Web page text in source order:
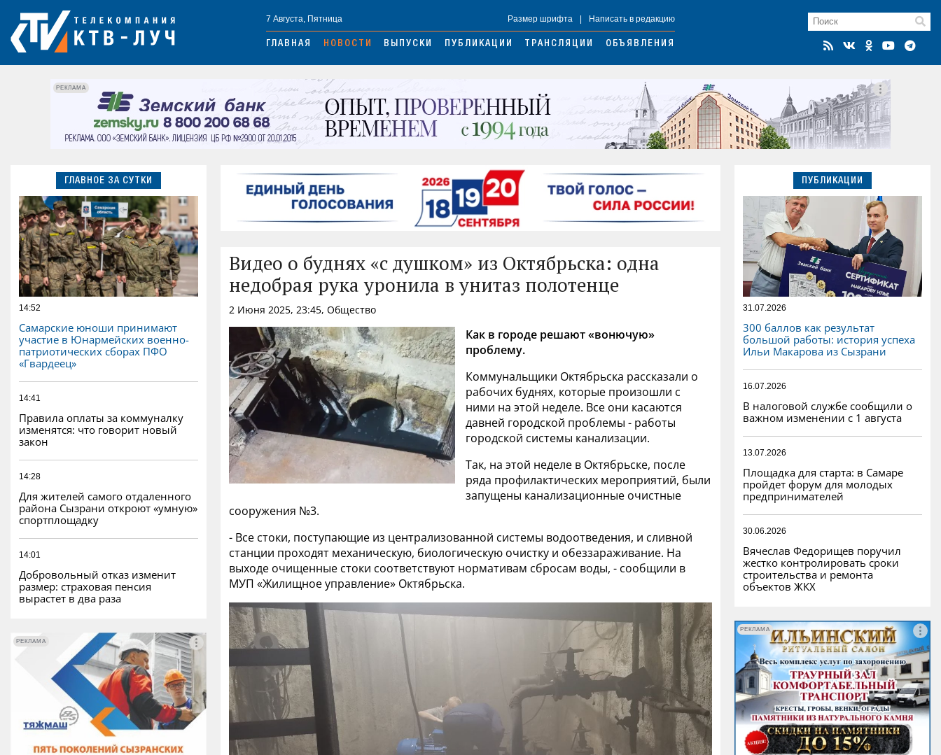
7 Августа, Пятница Размер шрифта Написать в редакцию
ГЛАВНАЯ НОВОСТИ ВЫПУСКИ ПУБЛИКАЦИИ ТРАНСЛЯЦИИ ОБЪЯВЛЕНИЯ
РЕКЛАМА
ГЛАВНОЕ ЗА СУТКИ
14:52
Самарские юноши принимают
участие в Юнармейских военно-
патриотических сборах ПФО
«Гвардеец»
14:41
Правила оплаты за коммуналку
изменятся: что говорит новый
закон
14:28
Для жителей самого отдаленного
района Сызрани откроют «умную»
спортплощадку
14:01
Добровольный отказ изменит
размер: страховая пенсия
вырастет в два раза
РЕКЛАМА
РЕКЛАМА
Видео о буднях «с душком» из Октябрьска: одна
недобрая рука уронила в унитаз полотенце
2 Июня 2025, 23:45, Общество
Как в городе решают «вонючую»
проблему.
Коммунальщики Октябрьска рассказали о
рабочих буднях, которые произошли с
ними на этой неделе. Все они касаются
давней городской проблемы - работы
городской системы канализации.
Так, на этой неделе в Октябрьске, после
ряда профилактических мероприятий, были
запущены канализационные очистные
сооружения №3.
- Все стоки, поступающие из централизованной системы водоотведения, и сливной
станции проходят механическую, биологическую очистку и обеззараживание. На
выходе очищенные стоки соответствуют нормативам сбросам воды, - сообщили в
МУП «Жилищное управление» Октябрьска.
ПУБЛИКАЦИИ
31.07.2026
300 баллов как результат
большой работы: история успеха
Ильи Макарова из Сызрани
16.07.2026
В налоговой службе сообщили о
важном изменении с 1 августа
13.07.2026
Площадка для старта: в Самаре
пройдет форум для молодых
предпринимателей
30.06.2026
Вячеслав Федорищев поручил
жестко контролировать сроки
строительства и ремонта
объектов ЖКХ
РЕКЛАМА